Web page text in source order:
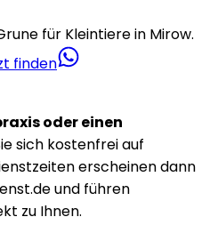
für Kleintiere in Mirow.
finden
oder einen
sich kostenfrei auf
erscheinen dann
und führen
zu Ihnen.